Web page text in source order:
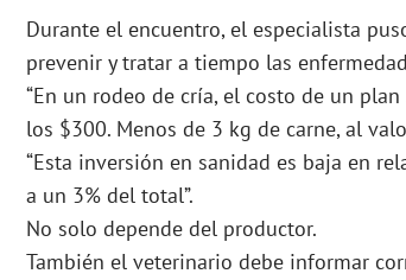
Durante el encuentro, el especialista
prevenir y tratar a tiempo las
“En un rodeo de cría, el costo de un
los $300. Menos de 3 kg de carne, al
“Esta inversión en sanidad es baja en
a un 3% del total”.
No solo depende del productor.
También el veterinario debe informar